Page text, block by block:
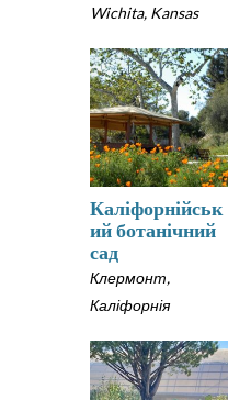
Wichita, Kansas
Каліфорнійськ
ий ботанічний
сад
Клермонт,
Каліфорнія